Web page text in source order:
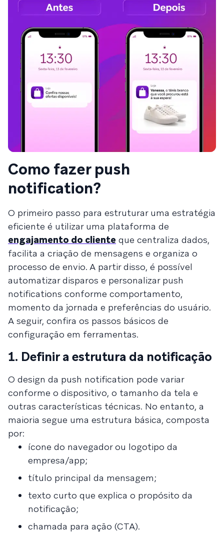
Como fazer push
notification?
O primeiro passo para estruturar uma estratégia
eficiente é utilizar uma plataforma de
engajamento do cliente que centraliza dados,
facilita a criação de mensagens e organiza o
processo de envio. A partir disso, é possível
automatizar disparos e personalizar push
notifications conforme comportamento,
momento da jornada e preferências do usuário.
A seguir, confira os passos básicos de
configuração em ferramentas.
1. Definir a estrutura da notificação
O design da push notification pode variar
conforme o dispositivo, o tamanho da tela e
outras características técnicas. No entanto, a
maioria segue uma estrutura básica, composta
por:
ícone do navegador ou logotipo da
empresa/app;
título principal da mensagem;
texto curto que explica o propósito da
notificação;
chamada para ação (CTA).